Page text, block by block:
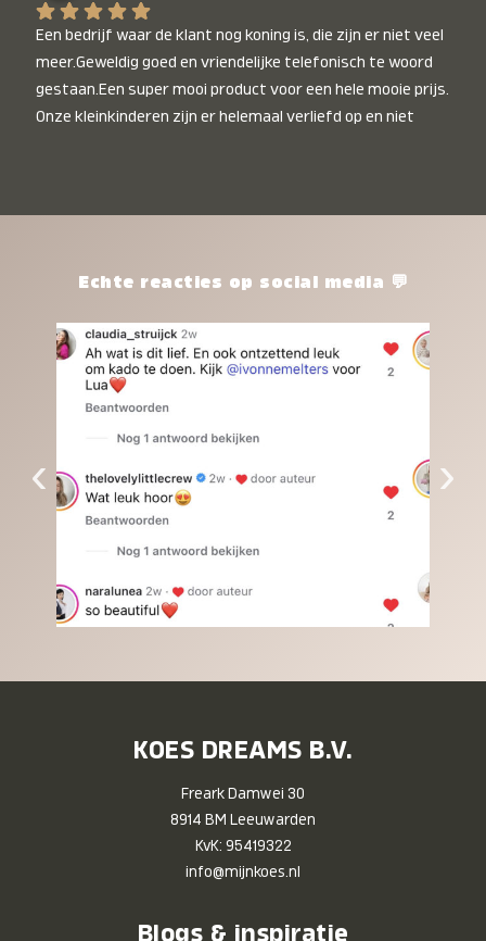
Een bedrijf waar de klant nog koning is, die zijn er niet veel
meer.Geweldig goed en vriendelijke telefonisch te woord
gestaan.Een super mooi product voor een hele mooie prijs.
Onze kleinkinderen zijn er helemaal verliefd op en niet
het waard.Echte reacties op social media 💬
‹ ›
KOES DREAMS B.V.
Freark Damwei 30
8914 BM Leeuwarden
KvK: 95419322
info@mijnkoes.nl
Blogs & inspiratie